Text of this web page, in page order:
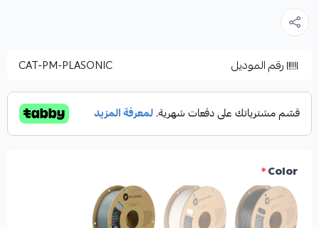
رقم الموديل CAT-PM-PLASONIC
Color
*